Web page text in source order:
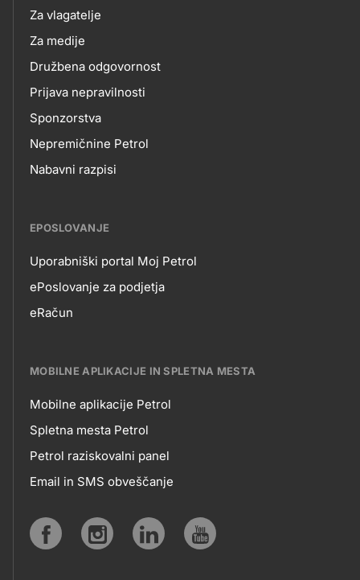
Za vlagatelje
Za medije
Družbena odgovornost
Prijava nepravilnosti
Sponzorstva
Nepremičnine Petrol
Nabavni razpisi
EPOSLOVANJE
EPOSLOVANJE
Uporabniški portal Moj Petrol
ePoslovanje za podjetja
eRačun
MOBILNE APLIKACIJE IN SPLETNA MESTA
MOBILNE
APLIKACIJE
SPLETNA
Mobilne aplikacije Petrol
Spletna mesta Petrol
Petrol raziskovalni panel
Email in SMS obveščanje